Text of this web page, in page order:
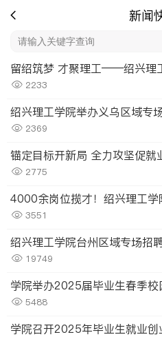
新闻
2233
2369
2775
3551
绍兴理工学院台州区域专场招
19749
学院举办2025届毕业生春季校
5488
学院召开2025年毕业生就业创